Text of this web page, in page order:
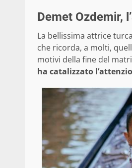
Demet Ozdemir,
La bellissima attrice
che ricorda, a molti,
motivi della fine del
ha catalizzato